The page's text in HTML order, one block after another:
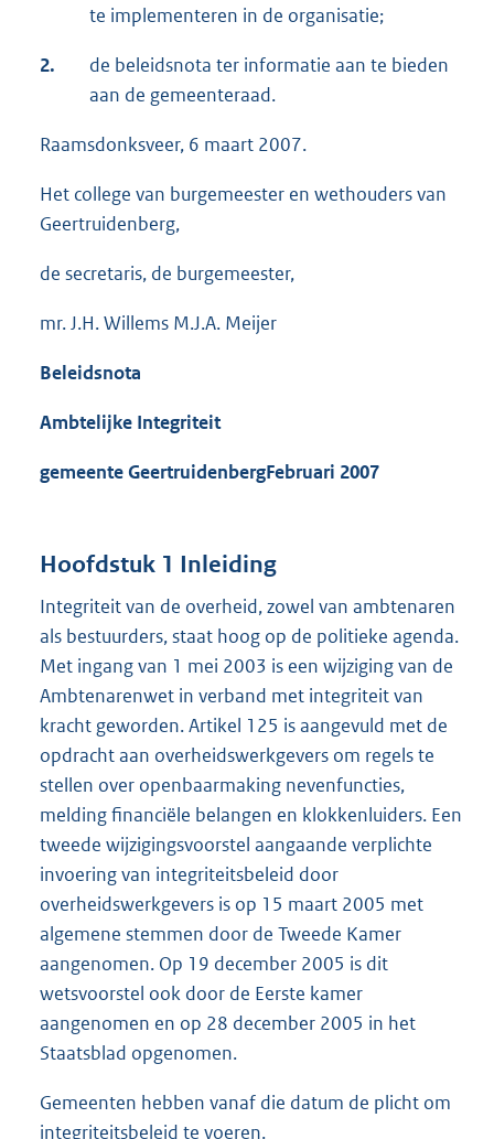
te implementeren in de organisatie;
2.
de beleidsnota ter informatie aan te bieden
aan de gemeenteraad.
Raamsdonksveer, 6 maart 2007.
Het college van burgemeester en wethouders van
Geertruidenberg,
de secretaris, de burgemeester,
mr. J.H. Willems M.J.A. Meijer
Beleidsnota
Ambtelijke Integriteit
gemeente GeertruidenbergFebruari 2007
Hoofdstuk 1 Inleiding
Integriteit van de overheid, zowel van ambtenaren
als bestuurders, staat hoog op de politieke agenda.
Met ingang van 1 mei 2003 is een wijziging van de
Ambtenarenwet in verband met integriteit van
kracht geworden. Artikel 125 is aangevuld met de
opdracht aan overheidswerkgevers om regels te
stellen over openbaarmaking nevenfuncties,
melding financiële belangen en klokkenluiders. Een
tweede wijzigingsvoorstel aangaande verplichte
invoering van integriteitsbeleid door
overheidswerkgevers is op 15 maart 2005 met
algemene stemmen door de Tweede Kamer
aangenomen. Op 19 december 2005 is dit
wetsvoorstel ook door de Eerste kamer
aangenomen en op 28 december 2005 in het
Staatsblad opgenomen.
Gemeenten hebben vanaf die datum de plicht om
integriteitsbeleid te voeren.